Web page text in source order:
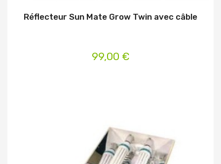
Réflecteur Sun Mate Grow Twin avec câble
99,00 €